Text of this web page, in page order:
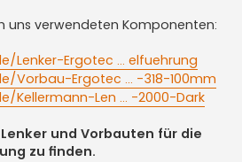
uns verwendeten Komponenten:
Lenker-Ergotec ... elfuehrung
Vorbau-Ergotec ... -318-100mm
Kellermann-Len ... -2000-Dark
und Vorbauten für die
zu finden.